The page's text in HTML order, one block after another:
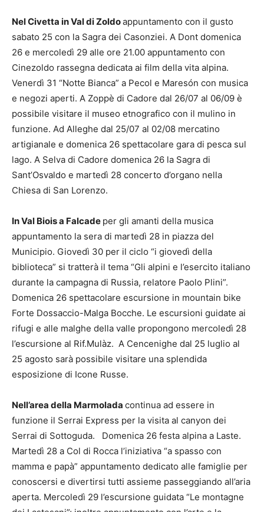
Nel Civetta in Val di Zoldoappuntamento con il gusto
sabato 25 con la Sagra dei Casonziei. A Dont domenica
26 e mercoledì 29 alle ore 21.00 appuntamento con
Cinezoldo rassegna dedicata ai film della vita alpina.
Venerdì 31 “Notte Bianca” a Pecol e Maresón con musica
e negozi aperti. A Zoppè di Cadore dal 26/07 al 06/09 è
possibile visitare il museo etnografico con il mulino in
funzione. Ad Alleghe dal 25/07 al 02/08 mercatino
artigianale e domenica 26 spettacolare gara di pesca sul
lago. A Selva di Cadore domenica 26 la Sagra di
Sant’Osvaldo e martedì 28 concerto d’organo nella
Chiesa di San Lorenzo.
In Val Biois a Falcade per gli amanti della musica
appuntamento la sera di martedì 28 in piazza del
Municipio. Giovedì 30 per il ciclo “i giovedì della
biblioteca” si tratterà il tema “Gli alpini e l’esercito italiano
durante la campagna di Russia, relatore Paolo Plini”.
Domenica 26 spettacolare escursione in mountain bike
Forte Dossaccio-Malga Bocche. Le escursioni guidate ai
rifugi e alle malghe della valle propongono mercoledì 28
l’escursione al Rif.Mulàz. A Cencenighe dal 25 luglio al
25 agosto sarà possibile visitare una splendida
esposizione di Icone Russe.
Nell’area della Marmolada continua ad essere in
funzione il Serrai Express per la visita al canyon dei
Serrai di Sottoguda. Domenica 26 festa alpina a Laste.
Martedì 28 a Col di Rocca l’iniziativa “a spasso con
mamma e papà” appuntamento dedicato alle famiglie per
conoscersi e divertirsi tutti assieme passeggiando all’aria
aperta. Mercoledì 29 l’escursione guidata “Le montagne